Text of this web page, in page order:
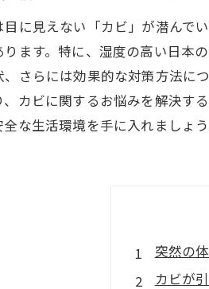
に見えない「カビ」が潜んで
ます。​特に、湿度の高い日本
さらには効果的な対策方法に
カビに関するお悩みを解決す
な生活環境を手に入れましょう
突然の
カビが